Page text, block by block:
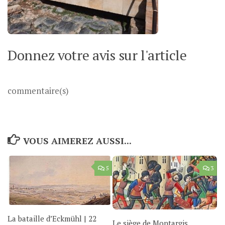
Donnez votre avis sur l'article
commentaire(s)
VOUS AIMEREZ AUSSI...
5
La bataille d’Eckmühl | 22
3
Le siège de Montargis